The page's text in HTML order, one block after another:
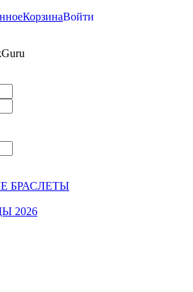
КорзинаВойти
БРАСЛЕТЫ
2026